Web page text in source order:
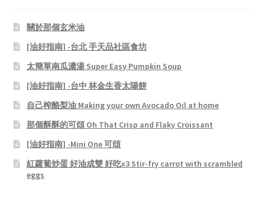
關於那個玄米油
[油好指南] -台北 手天品社區食坊
太簡單南瓜濃湯 Super Easy Pumpkin Soup
[油好指南] -台中 林金生香太陽餅
自己榨酪梨油 Making your own Avocado Oil at home
那個酥酥的可頌 Oh That Crisp and Flaky Croissant
[油好指南] -Mini One 可頌
紅蘿蔔炒蛋 好油成雙 好吃x3 Stir-fry carrot with scrambled
eggs